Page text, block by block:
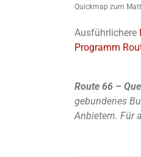
Quickmap zum
Ausführlichere
Programm
Route 66 –
gebundenes
Anbietern. Für